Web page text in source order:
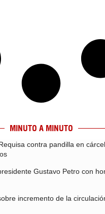
MINUTO A MINUTO
contra pandilla en
Gustavo Petro con
incremento de la